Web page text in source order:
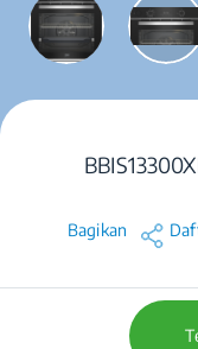
Bagikan